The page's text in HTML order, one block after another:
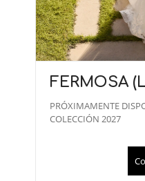
FERMOSA
PRÓXIMAMENTE
COLECCIÓN 2027